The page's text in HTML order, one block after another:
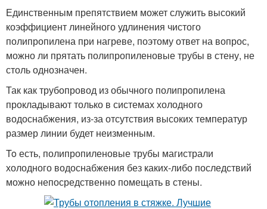
Единственным препятствием может служить высокий
коэффициент линейного удлинения чистого
полипропилена при нагреве, поэтому ответ на вопрос,
можно ли прятать полипропиленовые трубы в стену, не
столь однозначен.
Так как трубопровод из обычного полипропилена
прокладывают только в системах холодного
водоснабжения, из-за отсутствия высоких температур
размер линии будет неизменным.
To есть, полипропиленовые трубы магистрали
холодного водоснабжения без каких-либо последствий
можно непосредственно помещать в стены.